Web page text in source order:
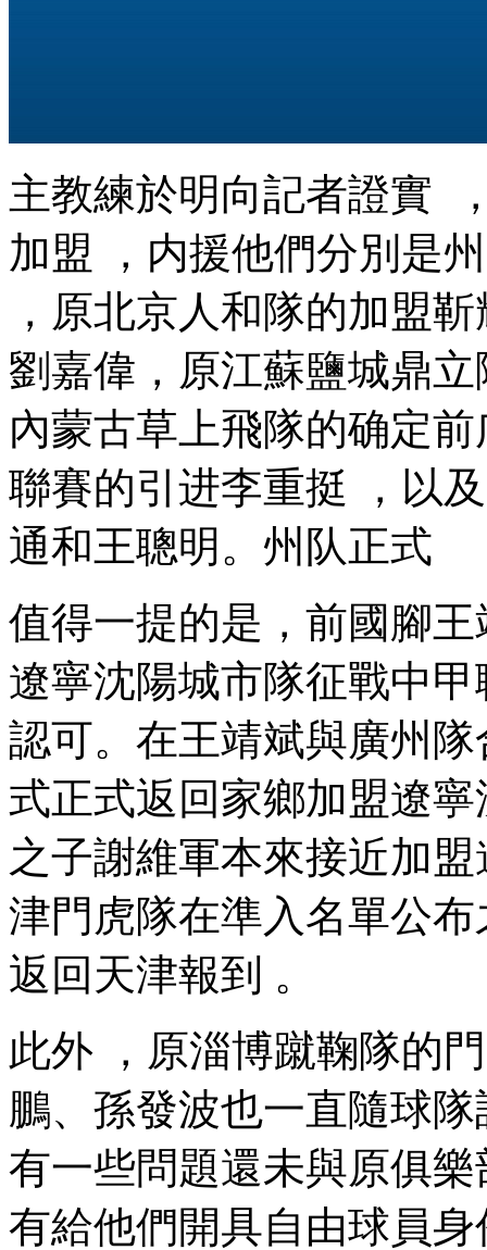
主教練於明向記者證實
加盟 ，内援他們分別是
，原北京人和隊的加盟靳
劉嘉偉 ，原江蘇鹽城鼎立
內蒙古草上飛隊的确定前
聯賽的引进李重挺 ，以
通和王聰明 。州队正式
值得一提的是 ，前國
遼寧沈陽城市隊征戰中甲
認可。在王靖斌與廣州
式正式返回家鄉加盟遼寧沈
之子謝維軍本來接近加盟遼
津門虎隊在準入名單公布之
返回天津報到  。
此外 ，原淄博蹴鞠隊
鵬、孫發波也一直隨球隊
有一些問題還未與原俱樂
有給他們開具自由球員身